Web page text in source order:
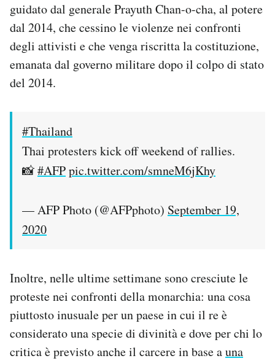
guidato dal generale Prayuth Chan-o-cha, al potere
dal 2014, che cessino le violenze nei confronti
degli attivisti e che venga riscritta la costituzione,
emanata dal governo militare dopo il colpo di stato
del 2014.
#Thailand
Thai protesters kick off weekend of rallies.
📸#AFPpic.twitter.com/smneM6jKhy
— AFP Photo (@AFPphoto) September 19,
2020
Inoltre, nelle ultime settimane sono cresciute le
proteste nei confronti della monarchia: una cosa
piuttosto inusuale per un paese in cui il re è
considerato una specie di divinità e dove per chi lo
critica è previsto anche il carcere in base auna